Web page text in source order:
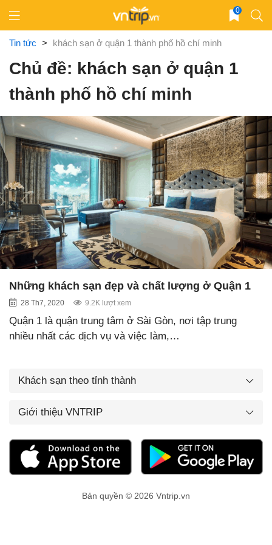
content
0
Tin tức > khách sạn ở quận 1 thành phố hồ chí minh
Chủ đề: khách sạn ở quận 1
thành phố hồ chí minh
Những khách sạn đẹp và chất lượng ở Quận 1
28 Th7, 2020 9.2K lượt xem
Quận 1 là quận trung tâm ở Sài Gòn, nơi tập trung
nhiều nhất các dịch vụ và việc làm,…
Khách sạn theo tỉnh thành
Giới thiệu VNTRIP
Bản quyền © 2026 Vntrip.vn